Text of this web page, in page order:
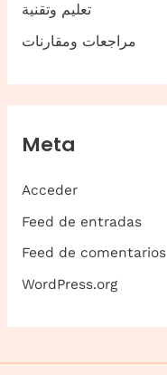
تعليم وتقنية
مراجعات ومقارنات
Meta
Acceder
Feed de entradas
Feed de comentarios
WordPress.org